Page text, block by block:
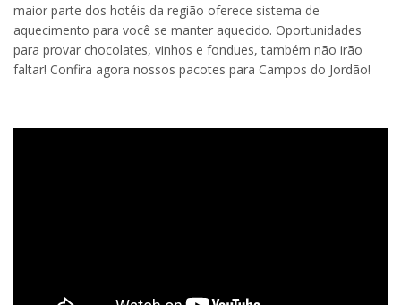
maior parte dos hotéis da região oferece sistema de
aquecimento para você se manter aquecido. Oportunidades
para provar chocolates, vinhos e fondues, também não irão
faltar! Confira agora nossos pacotes para Campos do Jordão!